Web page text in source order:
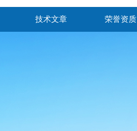
技术文章 荣誉资质